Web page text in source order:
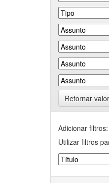
Retornar
Adicionar filtros:
Utilizar filtros